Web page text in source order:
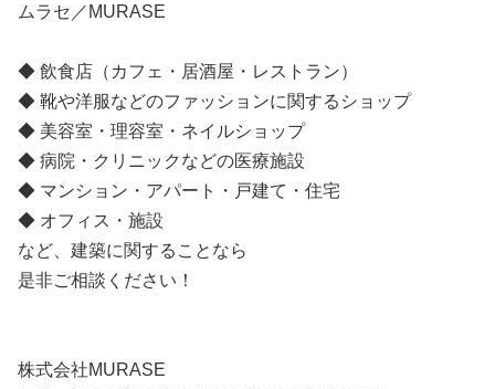
ムラセ／MURASE
◆ 飲食店（カフェ・居酒屋・レストラン）
◆ 靴や洋服などのファッションに関するショップ
◆ 美容室・理容室・ネイルショップ
◆ 病院・クリニックなどの医療施設
◆ マンション・アパート・戸建て・住宅
◆ オフィス・施設
など、建築に関することなら
是非ご相談ください！
株式会社MURASE